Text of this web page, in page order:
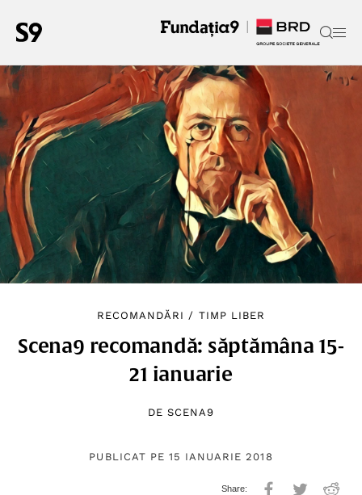
RECOMANDĂRI / TIMP LIBER
Scena9 recomandă: săptămâna 15-
21 ianuarie
DE SCENA9
PUBLICAT PE 15 IANUARIE 2018